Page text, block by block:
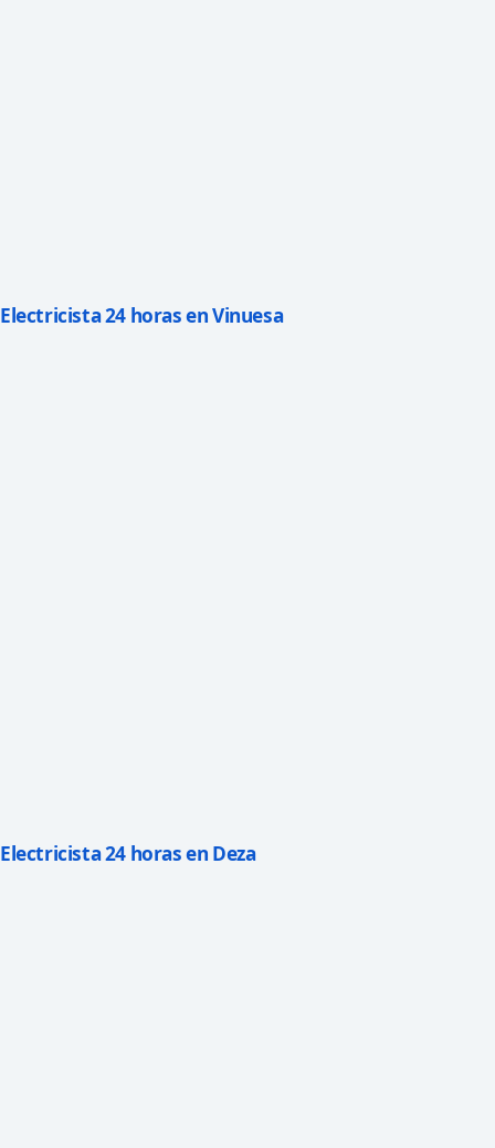
Electricista 24 horas en Vinuesa
Electricista 24 horas en Deza